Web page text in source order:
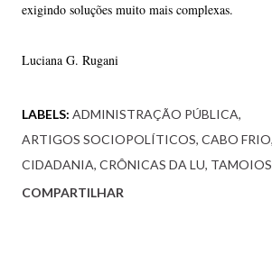
exigindo soluções muito mais complexas.
Luciana G. Rugani
LABELS: ADMINISTRAÇÃO PÚBLICA
ARTIGOS SOCIOPOLÍTICOS CABO FRIO
CIDADANIA CRÔNICAS DA LU TAMOIOS
COMPARTILHAR